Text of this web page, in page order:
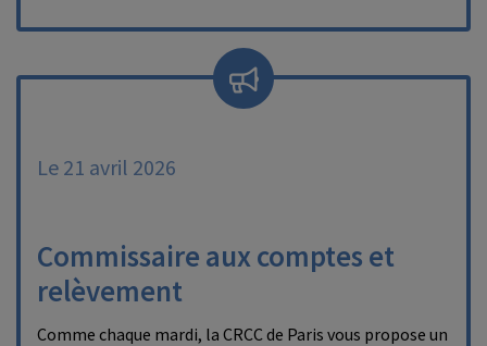
Le 21 avril 2026
Commissaire aux comptes et
relèvement
Comme chaque mardi, la CRCC de Paris vous propose un